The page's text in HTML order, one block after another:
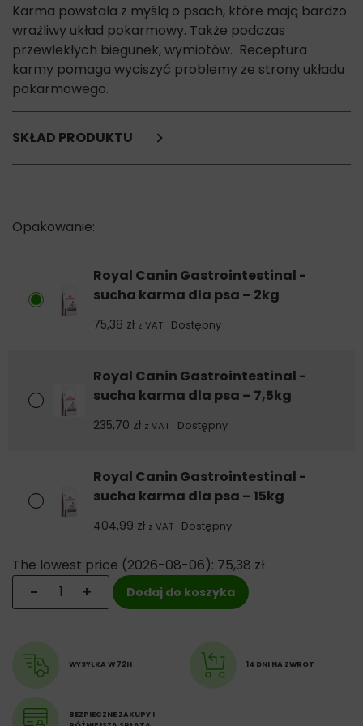
Karma powstała z myślą o psach, które mają bardzo
wrażliwy układ pokarmowy. Także podczas
przewlekłych biegunek, wymiotów. Receptura
karmy pomaga wyciszyć problemy ze strony układu
pokarmowego.
SKŁAD PRODUKTU
tłuszcz zwierzęcy,
białko pochodzenia zwierzęcego (hydrolizowane),
suszone wysłodki buraczana,
olej sojowy,
składniki mineralne,
łuski i nasiona babki płesznik (źródło substancji śluzowych),
fruktooligosacharydy (0,5%),
hydrolizat drożdży (źródło mannanooligosacharydów)
Składniki analityczne:
Białko 25%
Tłuszcz 20%
Fosfor 1%
Dodatki dietetyczne:
Witamina A (16 500 j.m./kg), witamina D3 (1000 j.m./kg),
mangan (53 mg/kg), cynk (129 mg/kg), selen (0,07 mg/kg)
Substancje konserwujące – przeciwutleniacze.
Dodatki technologiczne: Klinoptylolit pochodzenia
Royal Canin Gastrointestinal -
sucha karma dla psa – 2kg
75,38 zł z VAT Dostępny
Royal Canin Gastrointestinal -
sucha karma dla psa – 7,5kg
235,70 zł z VAT Dostępny
Royal Canin Gastrointestinal -
sucha karma dla psa – 15kg
404,99 zł z VAT Dostępny
The lowest price (2026-08-06): 75,38 zł
ilość Royal Canin Gastrointestinal - sucha karma dla
+
- Dodaj do koszyka
WYSYŁKA W 72H 14 DNI NA ZWROT
BEZPIECZNE ZAKUPY I